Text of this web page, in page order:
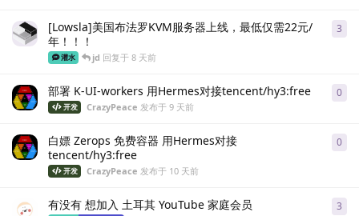
[Lowsla]美国布法罗KVM服务器上线，最低仅需22元/
年！！！
灌水 jd 回复于8 天前
3
部署 K-UI-workers 用Hermes对接tencent/hy3:free
开发 CrazyPeace 发布于9 天前
0
白嫖 Zerops 免费容器 用Hermes对接
tencent/hy3:free
开发 CrazyPeace 发布于 10 天前
0
有没有 想加入 土耳其 YouTube 家庭会员 3